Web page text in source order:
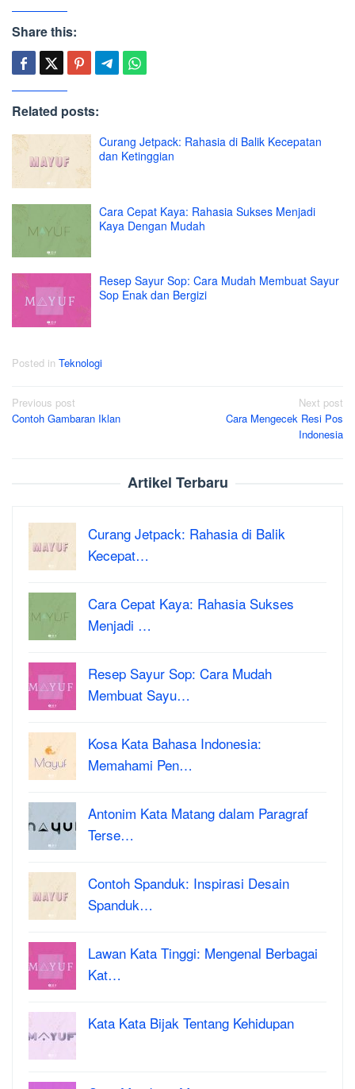
Share this:
Related posts:
Curang Jetpack: Rahasia di Balik Kecepatan
dan Ketinggian
Cara Cepat Kaya: Rahasia Sukses Menjadi
Kaya Dengan Mudah
Resep Sayur Sop: Cara Mudah Membuat Sayur
Sop Enak dan Bergizi
Posted in Teknologi
Post
navigation
Previous post
Contoh Gambaran Iklan
Next post
Cara Mengecek Resi Pos
Indonesia
Artikel Terbaru
Curang Jetpack: Rahasia di Balik
Kecepat…
Cara Cepat Kaya: Rahasia Sukses
Menjadi …
Resep Sayur Sop: Cara Mudah
Membuat Sayu…
Kosa Kata Bahasa Indonesia:
Memahami Pen…
Antonim Kata Matang dalam Paragraf
Terse…
Contoh Spanduk: Inspirasi Desain
Spanduk…
Lawan Kata Tinggi: Mengenal Berbagai
Kat…
Kata Kata Bijak Tentang Kehidupan